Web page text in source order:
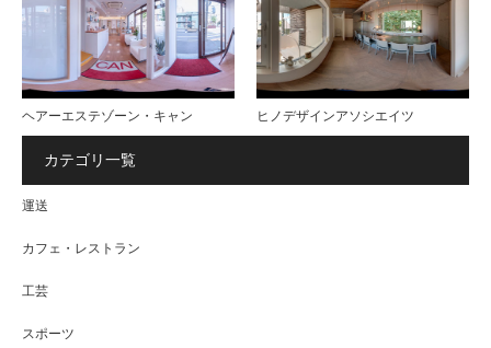
ヘアーエステゾーン・キャン ヒノデザインアソシエイツ
カテゴリ一覧
運送
カフェ・レストラン
工芸
スポーツ